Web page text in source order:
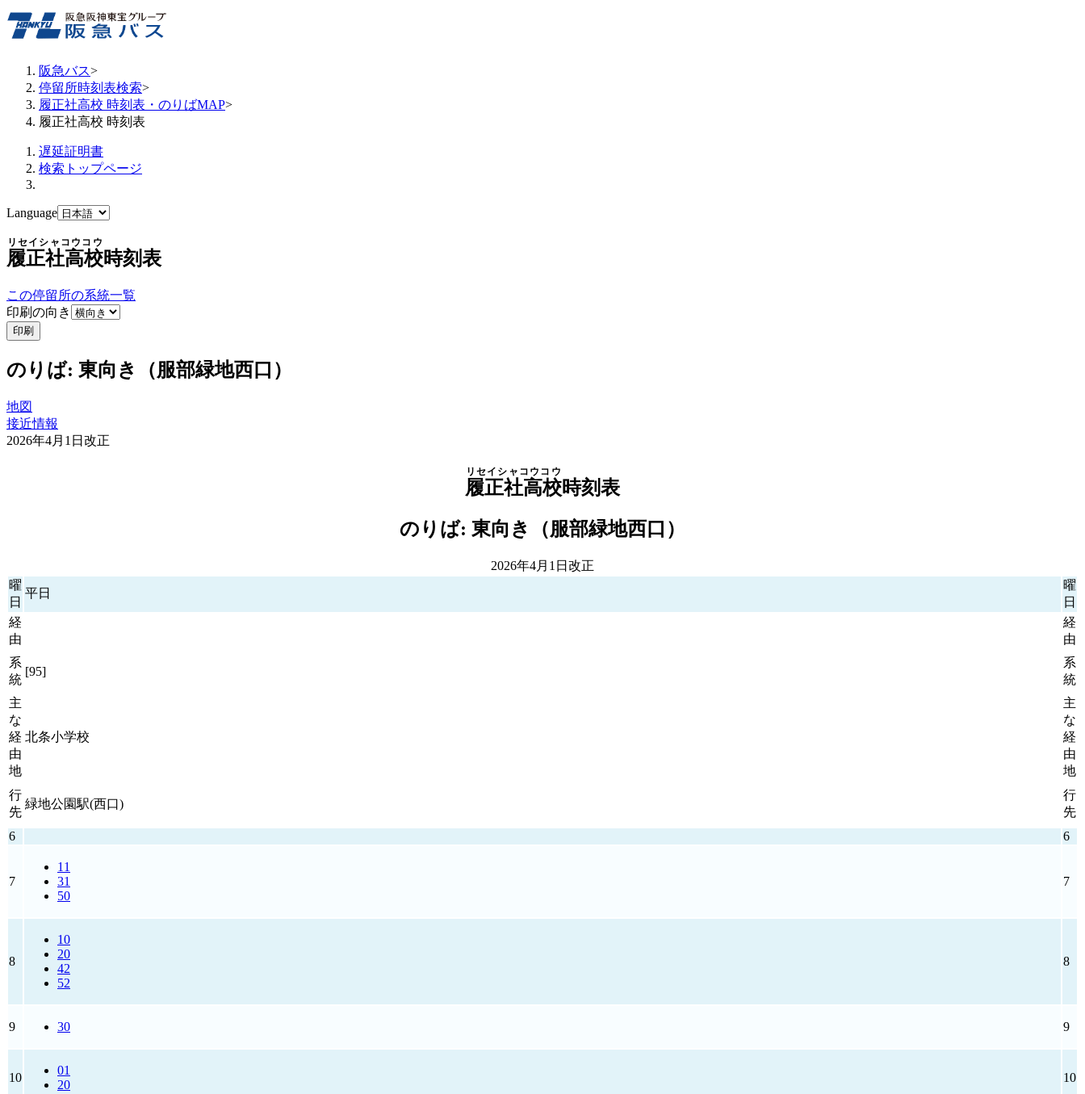
阪急バス>
停留所時刻表検索>
履正社高校 時刻表・のりばMAP>
履正社高校 時刻表
遅延証明書
検索トップページ
Language
履正社高校
リセイシャコウコウ
時刻表
この停留所の系統一覧
印刷の向き
印刷
のりば: 東向き（服部緑地西口）
地図
接近情報
2026年4月1日改正
履正社高校
リセイシャコウコウ
時刻表
のりば: 東向き（服部緑地西口）
2026年4月1日改正
曜
日
平日
曜
日
経
由
経
由
系
統
[95]
系
統
主
な
経
由
地
北条小学校
主
な
経
由
地
行
先
緑地公園駅(西口)
行
先
6
6
7
11
31
50
7
8
10
20
42
52
8
9 30 9
10
01
20
10